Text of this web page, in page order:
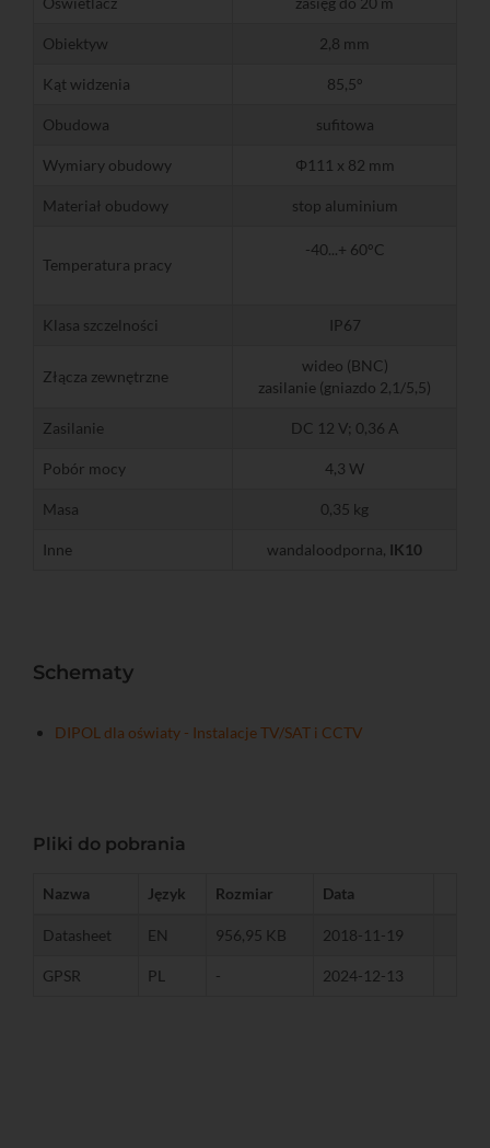
Obiektyw 2,8 mm
Kąt widzenia 85,5°
Obudowa sufitowa
Wymiary obudowy Φ111 x 82 mm
Materiał obudowy stop aluminium
Temperatura pracy
-40...+ 60°C
Klasa szczelności IP67
Złącza zewnętrzne
wideo (BNC)
zasilanie (gniazdo 2,1/5,5)
Zasilanie DC 12 V; 0,36 A
Pobór mocy 4,3 W
Masa 0,35 kg
Inne wandaloodporna, IK10
Schematy
DIPOL dla oświaty - Instalacje TV/SAT i CCTV
Pliki do pobrania
Nazwa Język Rozmiar Data
Datasheet EN 956,95 KB 2018-11-19
GPSR PL - 2024-12-13